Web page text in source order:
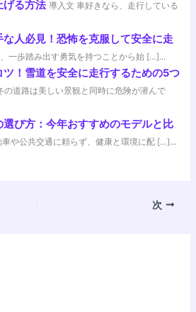
げる方法 導入文 車好きなら、走行している
な人必見！恐怖を克服して安全に走
一歩踏み出す勇気を持つことから始 […]...
ツ！雪道を安全に走行するための5つ
の道路は美しい景観と同時に危険が潜んで
選び方：今年おすすめのモデルと比
車や公共交通に頼らず、健康と環境に配 […]...
次